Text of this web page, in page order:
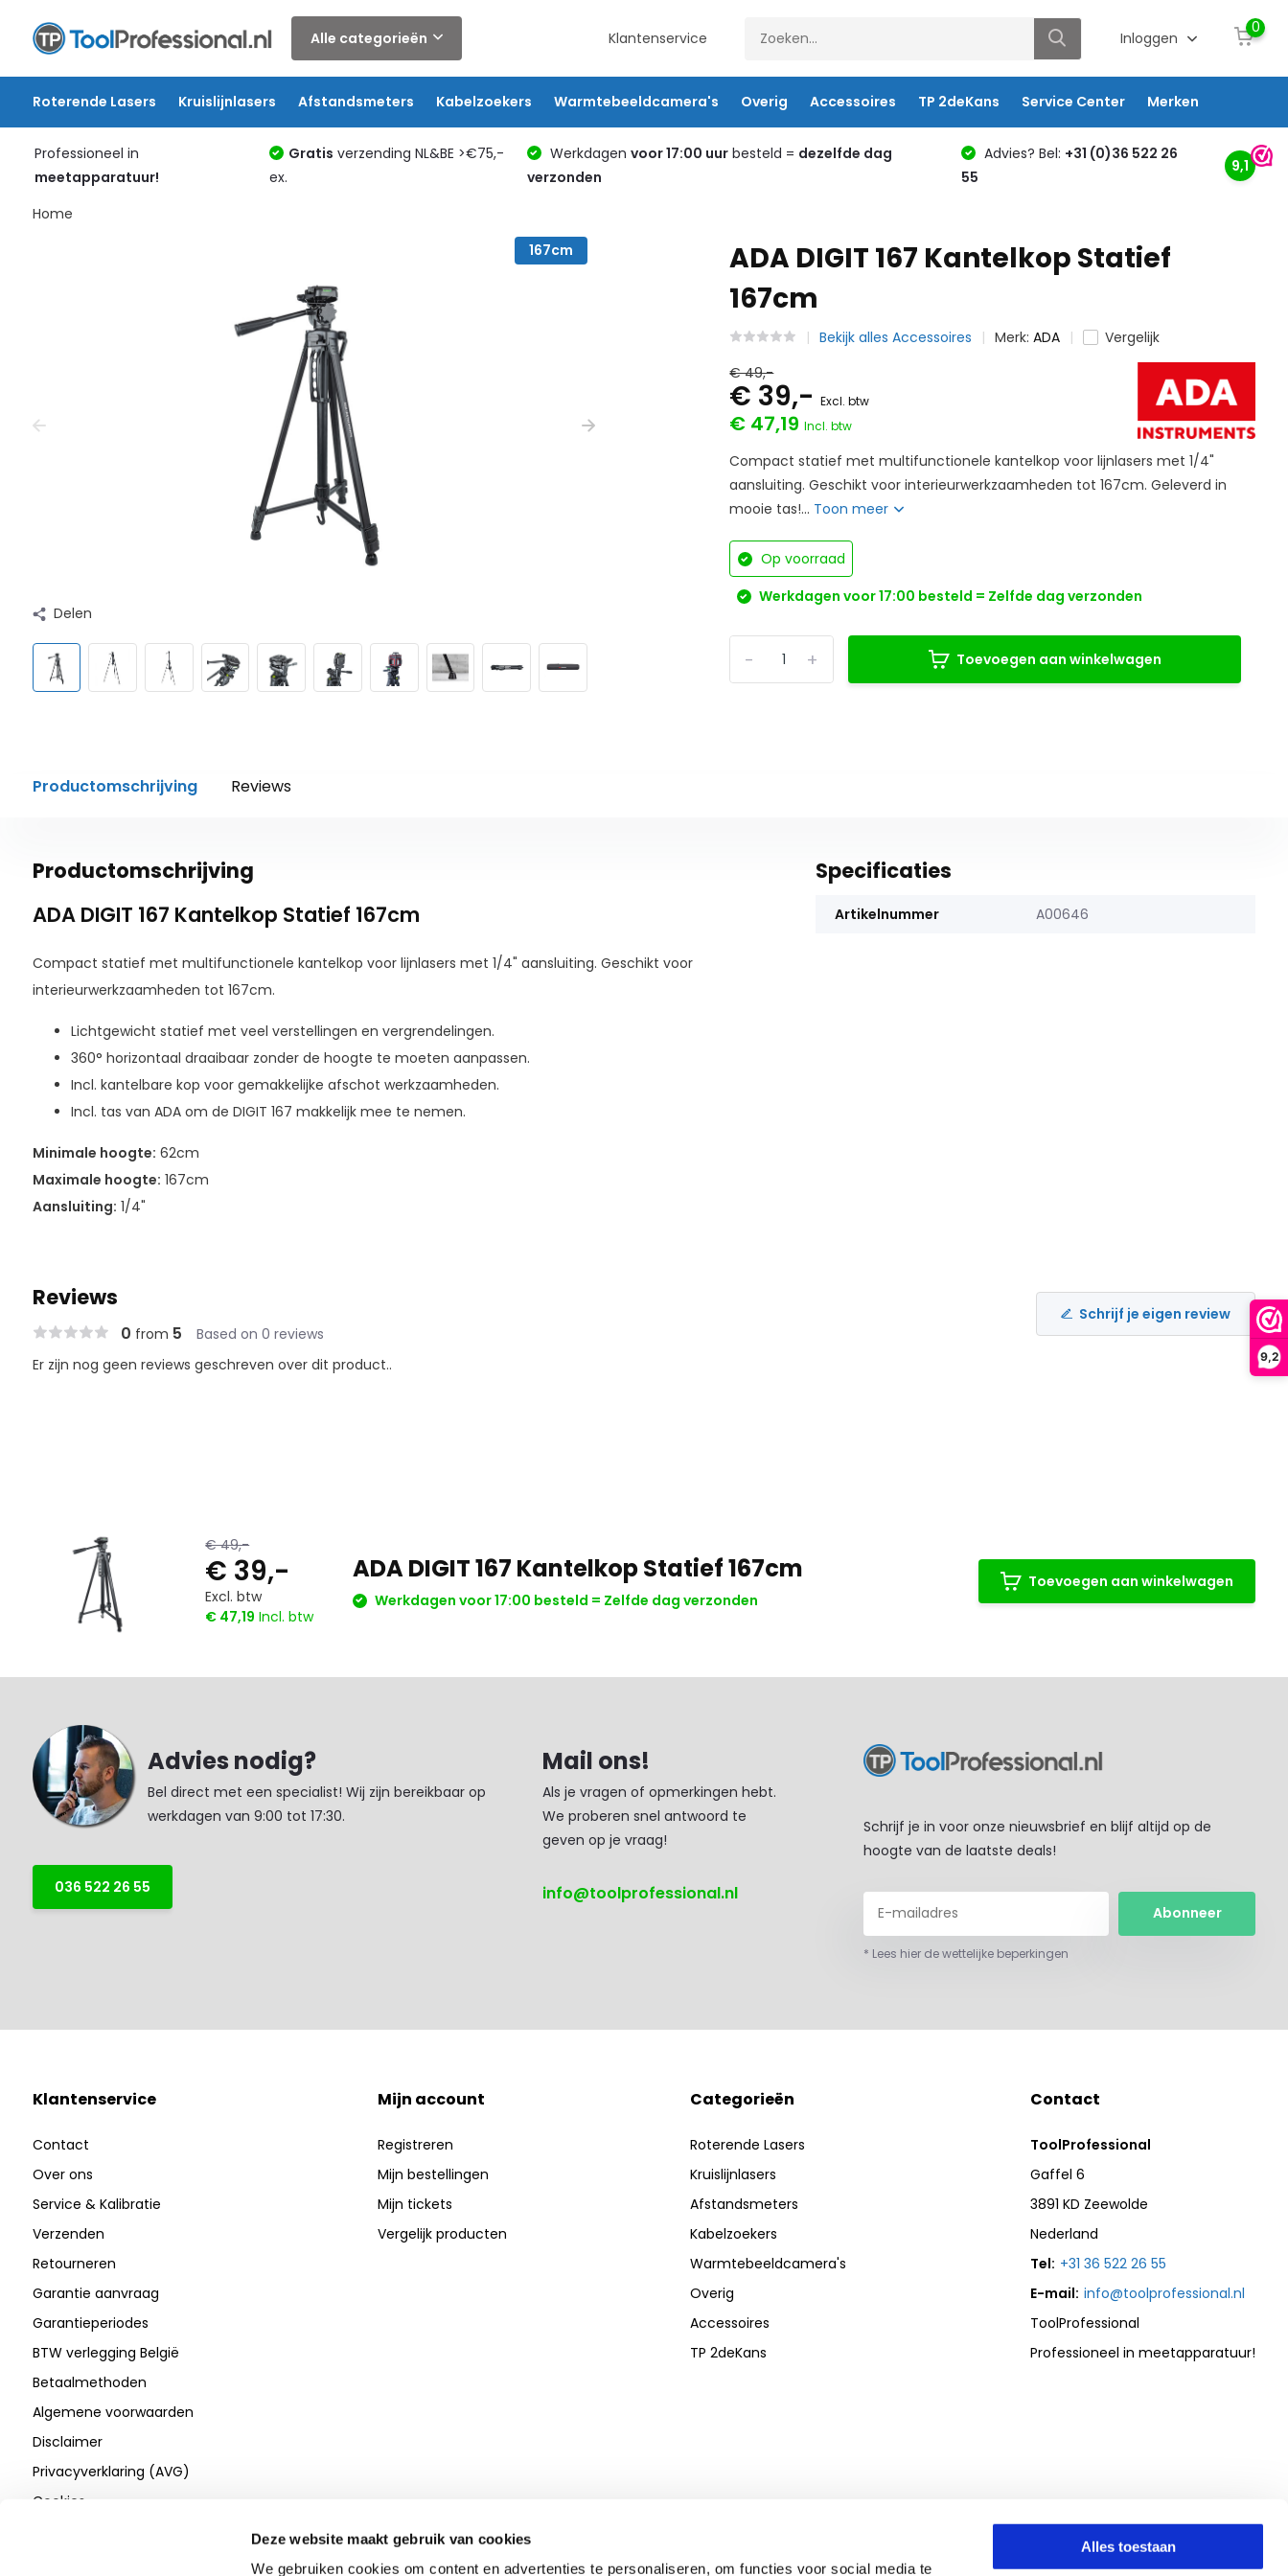
Deze website maakt gebruik van cookies
We gebruiken cookies om content en advertenties te personaliseren, om functies voor social media te
Alles toestaan
9,2
Alle categorieën Klantenservice Inloggen
0
Roterende Lasers Kruislijnlasers Afstandsmeters Kabelzoekers Warmtebeeldcamera's Overig Accessoires TP 2deKans Service Center Merken
Professioneel in
meetapparatuur!
Gratis verzending NL&BE >€75,-
ex.
Werkdagen voor 17:00 uurbesteld = dezelfde dag
verzonden
Advies? Bel: +31 (0)36 522 26
55
9,1
Home
167cm
Delen
ADA DIGIT 167 Kantelkop Statief
167cm
Bekijk alles Accessoires Merk:ADA
Vergelijk
€ 49,-
€ 39,-Excl. btw
€ 47,19Incl. btw
Compact statief met multifunctionele kantelkop voor lijnlasers met 1/4"
aansluiting. Geschikt voor interieurwerkzaamheden tot 167cm. Geleverd in
mooie tas!... Toon meer
Op voorraad
Werkdagen voor 17:00 besteld = Zelfde dag verzonden
+
- Toevoegen aan winkelwagen
Productomschrijving Reviews
Productomschrijving
ADA DIGIT 167 Kantelkop Statief 167cm
Compact statief met multifunctionele kantelkop voor lijnlasers met 1/4" aansluiting. Geschikt voor
interieurwerkzaamheden tot 167cm.
Lichtgewicht statief met veel verstellingen en vergrendelingen.
360° horizontaal draaibaar zonder de hoogte te moeten aanpassen.
Incl. kantelbare kop voor gemakkelijke afschot werkzaamheden.
Incl. tas van ADA om de DIGIT 167 makkelijk mee te nemen.
Minimale hoogte: 62cm
Maximale hoogte: 167cm
Aansluiting: 1/4"
Specificaties
Artikelnummer A00646
Reviews
0 from 5 Based on 0 reviews
Schrijf je eigen review
Er zijn nog geen reviews geschreven over dit product..
€ 49,-
€ 39,-
Excl. btw
€ 47,19 Incl. btw
ADA DIGIT 167 Kantelkop Statief 167cm
Werkdagen voor 17:00 besteld = Zelfde dag verzonden
Toevoegen aan winkelwagen
Advies nodig?
Bel direct met een specialist! Wij zijn bereikbaar op
werkdagen van 9:00 tot 17:30.
036 522 26 55
Mail ons!
Als je vragen of opmerkingen hebt.
We proberen snel antwoord te
geven op je vraag!
info@toolprofessional.nl
Schrijf je in voor onze nieuwsbrief en blijf altijd op de
hoogte van de laatste deals!
Abonneer
* Lees hier de wettelijke beperkingen
Klantenservice
Contact
Over ons
Service & Kalibratie
Verzenden
Retourneren
Garantie aanvraag
Garantieperiodes
BTW verlegging België
Betaalmethoden
Algemene voorwaarden
Disclaimer
Privacyverklaring (AVG)
Cookies
Mijn account
Registreren
Mijn bestellingen
Mijn tickets
Vergelijk producten
Categorieën
Roterende Lasers
Kruislijnlasers
Afstandsmeters
Kabelzoekers
Warmtebeeldcamera's
Overig
Accessoires
TP 2deKans
Contact
ToolProfessional
Gaffel 6
3891 KD Zeewolde
Nederland
Tel: +31 36 522 26 55
E-mail: info@toolprofessional.nl
ToolProfessional
Professioneel in meetapparatuur!